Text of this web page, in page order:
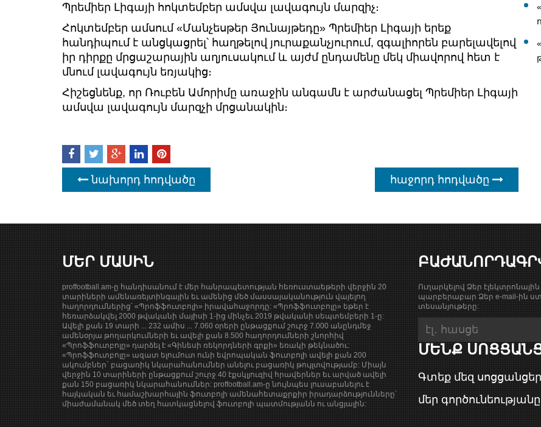
Պրեմիեր Լիգայի հոկտեմբեր ամսվա լավագույն մարզիչ։
Հոկտեմբեր ամսում «Մանչեսթեր Յունայթեդը» Պրեմիեր Լիգայի երեք
հանդիպում է անցկացրել՝ հաղթելով յուրաքանչյուրում, զգալիորեն բարելավելով
իր դիրքը մրցաշարային աղյուսակում և այժմ ընդամենը մեկ միավորով հետ է
մնում լավագույն եռյակից։
Հիշեցնենք, որ Ռուբեն Ամորիմը առաջին անգամն է արժանացել Պրեմիեր Լիգայի
ամսվա լավագույն մարզչի մրցանակին։
նախորդ հոդվածը հաջորդ հոդվածը
ՄԵՐ ՄԱՍԻՆ
proffootball.am-ը հանդիսանում է մեր հանրապետության հեռուստաեթերի վերջին 20
տարիների ամենառեյտինգային եւ ամենից մեծ մասսայականություն վայելող
հաղորդումներից՝ «Պրոֆֆուտբոլի» իրավահաջորդը: «Պրոֆֆուտբոլը» եթեր է
հեռարձակվել 2000 թվականի մայիսի 1-ից մինչեւ 2019 թվականի սեպտեմբերի 1-ը:
Ավելի քան 19 տարի ... 232 ամիս ... 7.060 օրերի ընթացքում շուրջ 7.000 անընդմեջ
ամենօրյա թողարկումների եւ ավելի քան 8.500 հաղորդումների շնորհիվ
«Պրոֆֆուտբոլը» դարձել է «Գինեսի ռեկորդների գրքի» եռակի թեկնածու:
«Պրոֆֆուտբոլը» ազատ ելումուտ ունի եվրոպական ֆուտբոլի ավելի քան 200
ակումբներ` բացառիկ նկարահանումներ անելու բացառիկ թույլտվությամբ: Միայն
վերջին 10 տարիների ընթացքում շուրջ 40 էքսկլյուզիվ հրավերներ եւ արված ավելի
քան 150 բացառիկ նկարահանումներ: proffootball.am-ը նույնպես լուսաբանելու է
հայկական եւ համաշխարհային ֆուտբոլի ամենահետաքրքիր իրադարձությունները՝
միաժամանակ մեծ տեղ հատկացնելով ֆուտբոլի պատմությանն ու անցյալին:
Ուղարկելով Ձեր
պարբերաբար Ձեր e-mail-ին
տեսանյութերը:
ՄԵՆՔ
Գտեք մեզ
մեր գործունեությանը